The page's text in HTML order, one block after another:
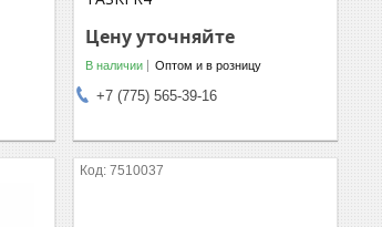
Цену уточняйте
В наличии Оптом и в розницу
+7 (775) 565-39-16
7510037